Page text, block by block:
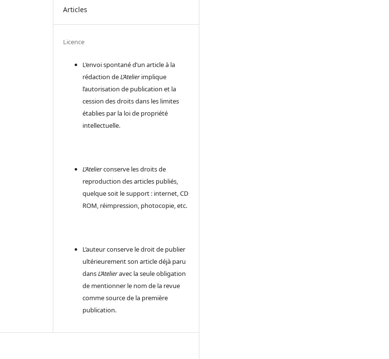
Articles
Licence
L’envoi spontané d’un article à la
rédaction deL’Atelierimplique
l’autorisation de publication et la
cession des droits dans les limites
établies par la loi de propriété
intellectuelle.
L’Atelierconserve les droits de
reproduction des articles publiés,
quelque soit le support : internet, CD
ROM, réimpression, photocopie, etc.
L’auteur conserve le droit de publier
ultérieurement son article déjà paru
dansL’Atelieravec la seule obligation
de mentionner le nom de la revue
comme source de la première
publication.